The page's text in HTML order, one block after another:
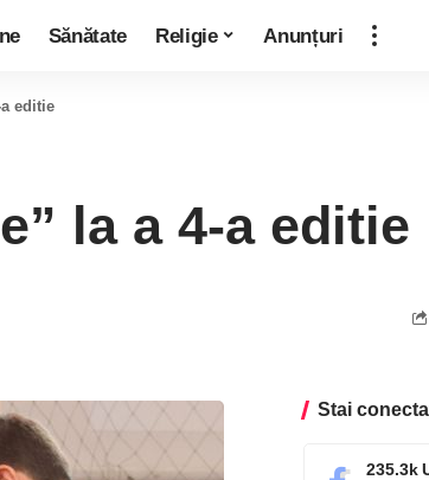
Sănătate Religie Anunțuri
editie
la a 4-a editie
Stai
235.3k